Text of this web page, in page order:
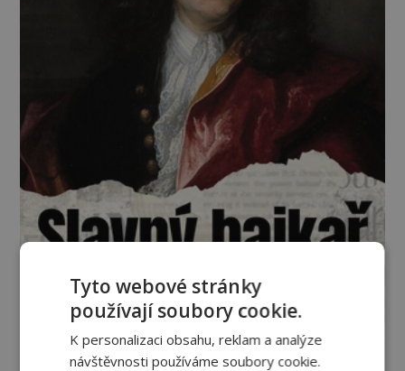
Tyto webové stránky
používají soubory cookie.
K personalizaci obsahu, reklam a analýze
návštěvnosti používáme soubory cookie.